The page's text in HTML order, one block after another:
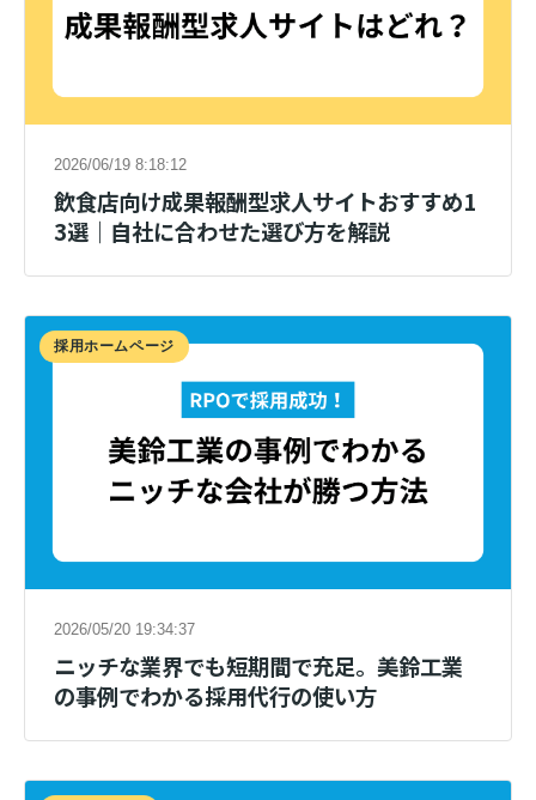
2026/06/19 8:18:12
飲食店向け成果報酬型求人サイトおすすめ1
3選｜自社に合わせた選び方を解説
採用ホームページ
2026/05/20 19:34:37
ニッチな業界でも短期間で充足。美鈴工業
の事例でわかる採用代行の使い方